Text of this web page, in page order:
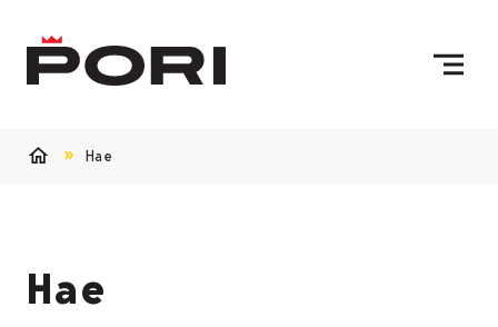
Hae
Hae